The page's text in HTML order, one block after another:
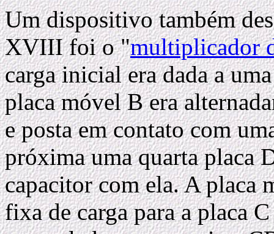
Um dispositivo também
XVIII foi o "multiplicador
carga inicial era dada a
placa móvel B era
e posta em contato com
próxima uma quarta placa
capacitor com ela. A placa
fixa de carga para a placa